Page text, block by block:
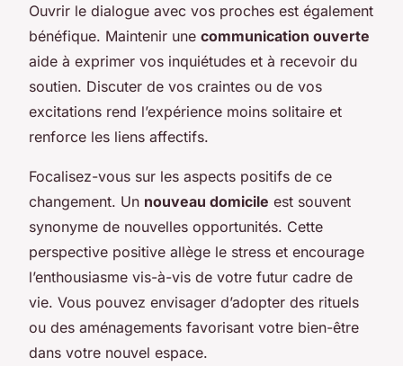
Ouvrir le dialogue avec vos proches est également
bénéfique. Maintenir une communication ouverte
aide à exprimer vos inquiétudes et à recevoir du
soutien. Discuter de vos craintes ou de vos
excitations rend l’expérience moins solitaire et
renforce les liens affectifs.
Focalisez-vous sur les aspects positifs de ce
changement. Un nouveau domicile est souvent
synonyme de nouvelles opportunités. Cette
perspective positive allège le stress et encourage
l’enthousiasme vis-à-vis de votre futur cadre de
vie. Vous pouvez envisager d’adopter des rituels
ou des aménagements favorisant votre bien-être
dans votre nouvel espace.